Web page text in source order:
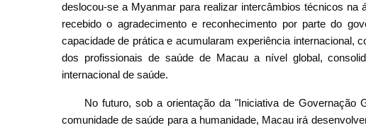
deslocou-se a Myanmar para realizar intercâmbios técnicos na
recebido o agradecimento e reconhecimento por parte do
capacidade de prática e acumularam experiência internacional,
dos profissionais de saúde de Macau a nível global,
internacional de saúde.
No futuro, sob a orientação da "Iniciativa de Governação
comunidade de saúde para a humanidade, Macau irá